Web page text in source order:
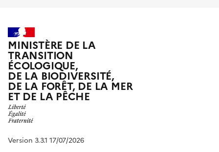
MINISTÈRE DE LA
TRANSITION
ÉCOLOGIQUE,
DE LA BIODIVERSITÉ,
DE LA FORÊT, DE LA MER
ET DE LA PÊCHE
Version 3.3.1 17/07/2026